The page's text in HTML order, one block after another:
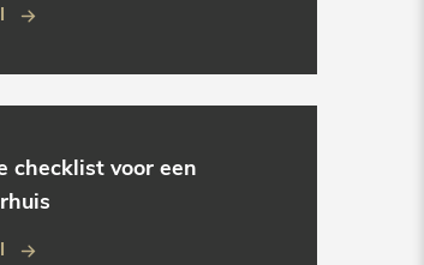
checklist voor een